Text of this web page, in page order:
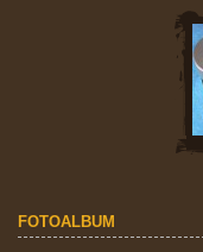
FOTOALBUM